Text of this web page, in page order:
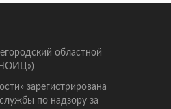
областной
зарегистрирована
по надзору за